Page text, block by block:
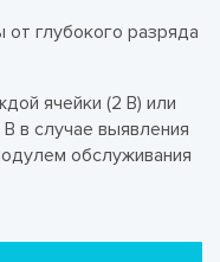
глубокого разряда
ячейки (2 В) или
в случае выявления
обслуживания